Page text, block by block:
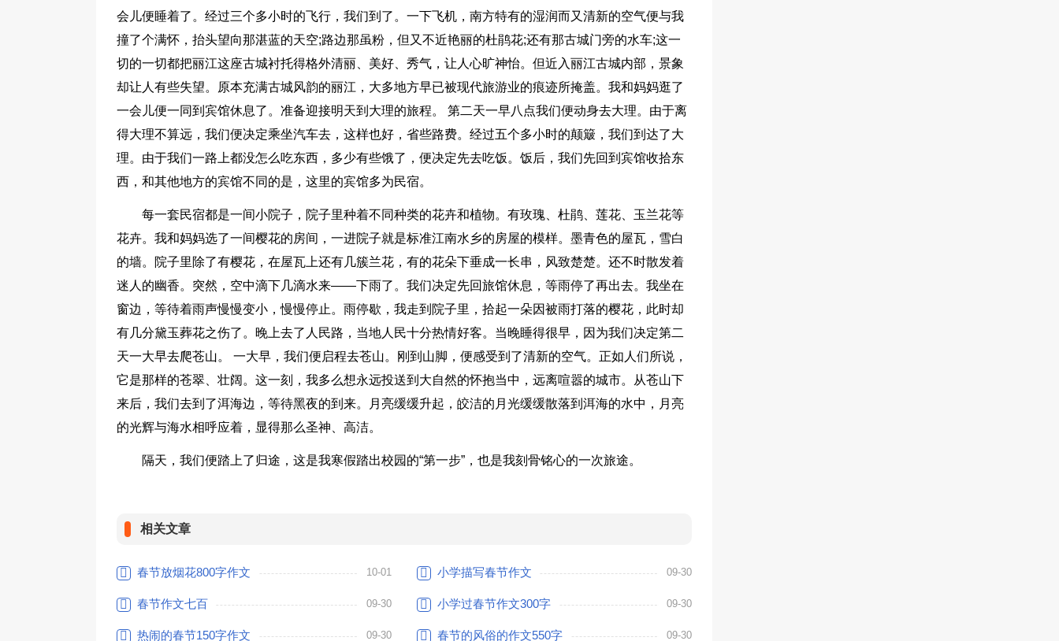
会儿便睡着了。经过三个多小时的飞行，我们到了。一下飞机，南方特有的湿润而又清新的空气便与我
撞了个满怀，抬头望向那湛蓝的天空;路边那虽粉，但又不近艳丽的杜鹃花;还有那古城门旁的水车;这一
切的一切都把丽江这座古城衬托得格外清丽、美好、秀气，让人心旷神怡。但近入丽江古城内部，景象
却让人有些失望。原本充满古城风韵的丽江，大多地方早已被现代旅游业的痕迹所掩盖。我和妈妈逛了
一会儿便一同到宾馆休息了。准备迎接明天到大理的旅程。 第二天一早八点我们便动身去大理。由于离
得大理不算远，我们便决定乘坐汽车去，这样也好，省些路费。经过五个多小时的颠簸，我们到达了大
理。由于我们一路上都没怎么吃东西，多少有些饿了，便决定先去吃饭。饭后，我们先回到宾馆收拾东
西，和其他地方的宾馆不同的是，这里的宾馆多为民宿。
每一套民宿都是一间小院子，院子里种着不同种类的花卉和植物。有玫瑰、杜鹃、莲花、玉兰花等
花卉。我和妈妈选了一间樱花的房间，一进院子就是标准江南水乡的房屋的模样。墨青色的屋瓦，雪白
的墙。院子里除了有樱花，在屋瓦上还有几簇兰花，有的花朵下垂成一长串，风致楚楚。还不时散发着
迷人的幽香。突然，空中滴下几滴水来——下雨了。我们决定先回旅馆休息，等雨停了再出去。我坐在
窗边，等待着雨声慢慢变小，慢慢停止。雨停歇，我走到院子里，拾起一朵因被雨打落的樱花，此时却
有几分黛玉葬花之伤了。晚上去了人民路，当地人民十分热情好客。当晚睡得很早，因为我们决定第二
天一大早去爬苍山。 一大早，我们便启程去苍山。刚到山脚，便感受到了清新的空气。正如人们所说，
它是那样的苍翠、壮阔。这一刻，我多么想永远投送到大自然的怀抱当中，远离喧嚣的城市。从苍山下
来后，我们去到了洱海边，等待黑夜的到来。月亮缓缓升起，皎洁的月光缓缓散落到洱海的水中，月亮
的光辉与海水相呼应着，显得那么圣神、高洁。
隔天，我们便踏上了归途，这是我寒假踏出校园的“第一步”，也是我刻骨铭心的一次旅途。
相关文章
春节放烟花800字作文 10-01 小学描写春节作文 09-30
春节作文七百 09-30 小学过春节作文300字 09-30
热闹的春节150字作文 09-30 春节的风俗的作文550字 09-30